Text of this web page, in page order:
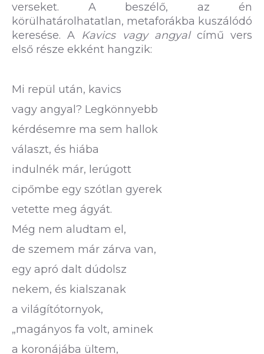
verseket. A beszélő, az én
körülhatárolhatatlan, metaforákba kuszálódó
keresése. A Kavics vagy angyalcímű vers
első része ekként hangzik:
Mi repül után, kavics
vagy angyal? Legkönnyebb
kérdésemre ma sem hallok
választ, és hiába
indulnék már, lerúgott
cipőmbe egy szótlan gyerek
vetette meg ágyát.
Még nem aludtam el,
de szemem már zárva van,
egy apró dalt dúdolsz
nekem, és kialszanak
a világítótornyok,
„magányos fa volt, aminek
a koronájába ültem,